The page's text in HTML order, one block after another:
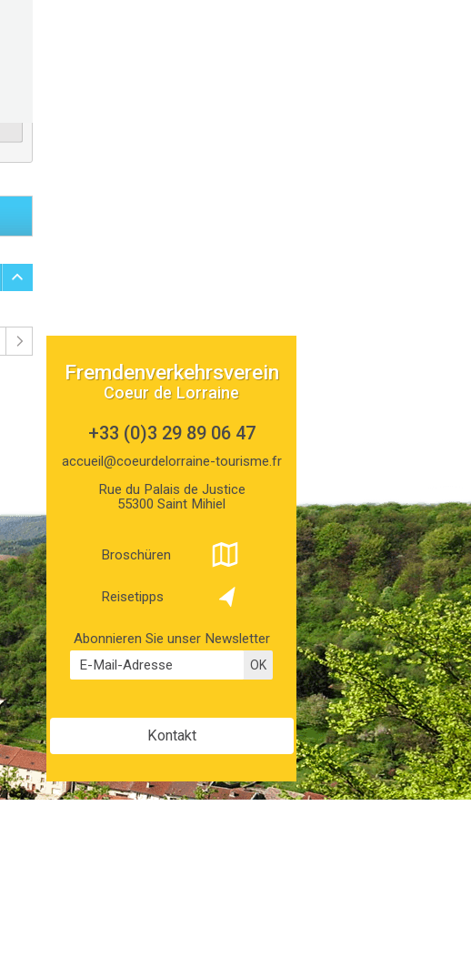
Fremdenverkehrsverein
Coeur de Lorraine
+33 (0)3 29 89 06 47
accueil@coeurdelorraine-tourisme.fr
Rue du Palais de Justice
55300 Saint Mihiel
Broschüren
Reisetipps
Abonnieren Sie unser Newsletter
Kontakt